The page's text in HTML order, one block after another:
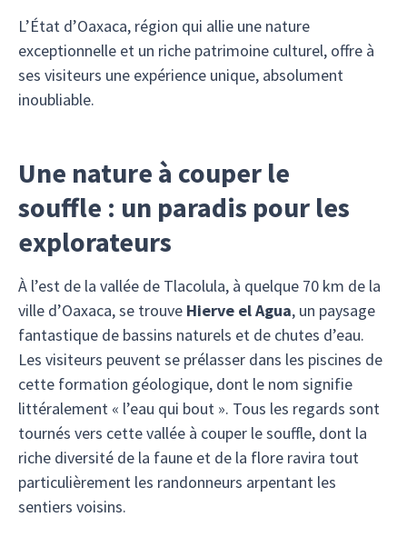
L’État d’Oaxaca, région qui allie une nature
exceptionnelle et un riche patrimoine culturel, offre à
ses visiteurs une expérience unique, absolument
inoubliable.
Une nature à couper le
souffle : un paradis pour les
explorateurs
À l’est de la vallée de Tlacolula, à quelque 70 km de la
ville d’Oaxaca, se trouve Hierve el Agua, un paysage
fantastique de bassins naturels et de chutes d’eau.
Les visiteurs peuvent se prélasser dans les piscines de
cette formation géologique, dont le nom signifie
littéralement « l’eau qui bout ». Tous les regards sont
tournés vers cette vallée à couper le souffle, dont la
riche diversité de la faune et de la flore ravira tout
particulièrement les randonneurs arpentant les
sentiers voisins.